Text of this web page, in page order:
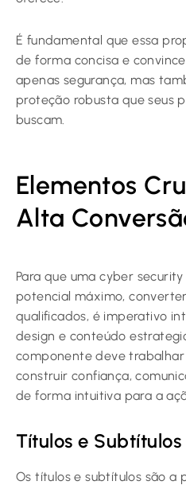
É fundamental que essa
de forma concisa e
apenas segurança, mas
proteção robusta que seus
buscam.
Elementos
Alta
Para que uma cyber
potencial máximo,
qualificados, é imperativo
design e conteúdo
componente deve
construir confiança,
de forma intuitiva para a
Títulos e
Os títulos e subtítulos são a